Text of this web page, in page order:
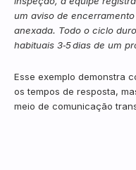
um aviso de
anexada. Todo o ciclo
habituais 3‑5 dias de um
Esse exemplo demonstra
os tempos de resposta,
meio de comunicação